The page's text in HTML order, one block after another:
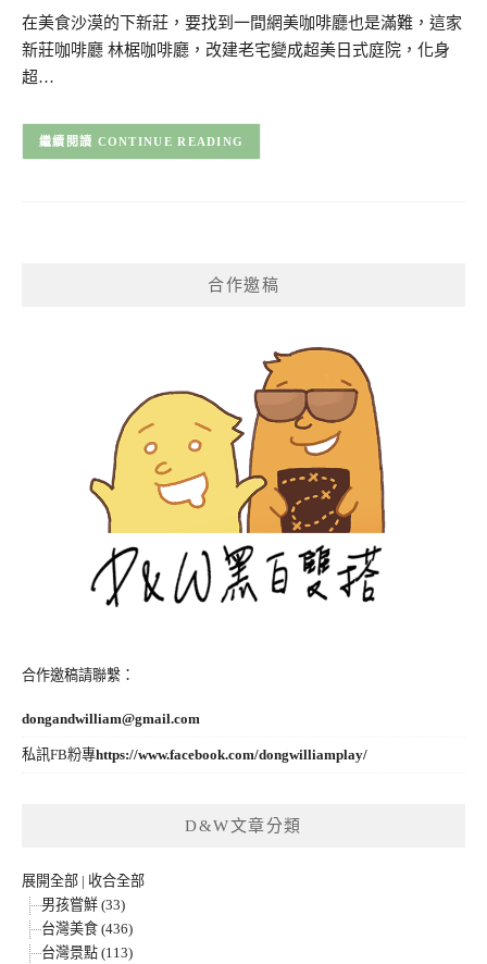
在美食沙漠的下新莊，要找到一間網美咖啡廳也是滿難，這家
新莊咖啡廳 林椐咖啡廳，改建老宅變成超美日式庭院，化身
超…
CONTINUE READING
合作邀稿
合作邀稿請聯繫：
dongandwilliam@gmail.com
私訊FB粉專https://www.facebook.com/dongwilliamplay/
D&W文章分類
展開全部 | 收合全部
男孩嘗鮮 (33)
台灣美食 (436)
台灣景點 (113)